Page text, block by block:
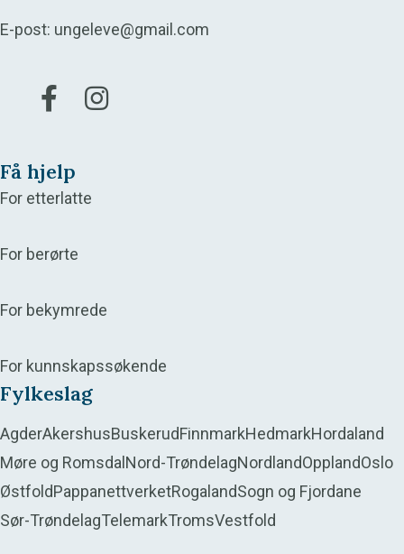
E-post: ungeleve@gmail.com
Gå til vår Facebook
Gå til vår Instagram
Få hjelp
For etterlatte
For berørte
For bekymrede
For kunnskapssøkende
Fylkeslag
AgderAkershusBuskerudFinnmarkHedmarkHordaland
Møre og Romsdal Nord-TrøndelagNordlandOpplandOslo
ØstfoldPappanettverketRogalandSogn og Fjordane
Sør-TrøndelagTelemarkTromsVestfold